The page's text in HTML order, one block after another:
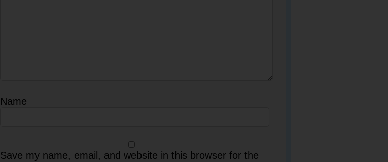
Name
Save my name, email, and website in this browser for the